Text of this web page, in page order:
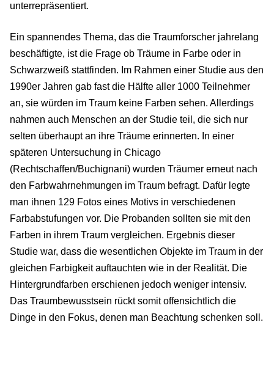
unterrepräsentiert.
Ein spannendes Thema, das die Traumforscher jahrelang
beschäftigte, ist die Frage ob Träume in Farbe oder in
Schwarzweiß stattfinden. Im Rahmen einer Studie aus den
1990er Jahren gab fast die Hälfte aller 1000 Teilnehmer
an, sie würden im Traum keine Farben sehen. Allerdings
nahmen auch Menschen an der Studie teil, die sich nur
selten überhaupt an ihre Träume erinnerten. In einer
späteren Untersuchung in Chicago
(Rechtschaffen/Buchignani) wurden Träumer erneut nach
den Farbwahrnehmungen im Traum befragt. Dafür legte
man ihnen 129 Fotos eines Motivs in verschiedenen
Farbabstufungen vor. Die Probanden sollten sie mit den
Farben in ihrem Traum vergleichen. Ergebnis dieser
Studie war, dass die wesentlichen Objekte im Traum in der
gleichen Farbigkeit auftauchten wie in der Realität. Die
Hintergrundfarben erschienen jedoch weniger intensiv.
Das Traumbewusstsein rückt somit offensichtlich die
Dinge in den Fokus, denen man Beachtung schenken soll.